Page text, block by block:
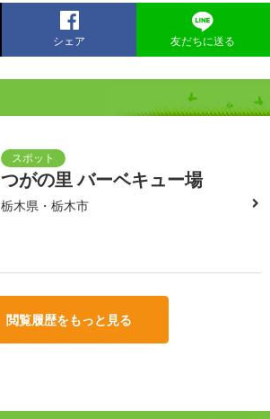
シェア 友だちに送る
つがの里 バーベキュー場
栃木県・栃木市
閲覧履歴をもっと見る